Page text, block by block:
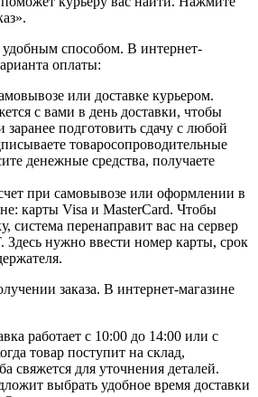
способом. В интернет-
оплаты:
или доставке курьером.
с вами в день доставки, чтобы
заранее подготовить сдачу с любой
товаросопроводительные
денежные средства, получаете
при самовывозе или оформлении в
карты Visa и MasterCard. Чтобы
система перенаправит вас на сервер
Здесь нужно ввести номер карты, срок
заказа. В интернет-магазине
работает с 10:00 до 14:00 или с
товар поступит на склад,
свяжется для уточнения деталей.
выбрать удобное время доставки